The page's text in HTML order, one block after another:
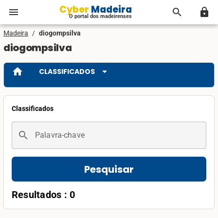
menu Cyber Madeira
O portal dos madeirenses search lock
Madeira / diogompsilva
diogompsilva
home CLASSIFICADOS arrow_drop_down
Classificados
search Palavra-chave
Pesquisar
Resultados : 0